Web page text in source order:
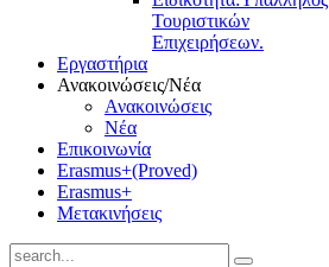
Τουριστικών
Επιχειρήσεων.
Εργαστήρια
Ανακοινώσεις/Νέα
Ανακοινώσεις
Νέα
Επικοινωνία
Erasmus+(Proved)
Erasmus+
Μετακινήσεις